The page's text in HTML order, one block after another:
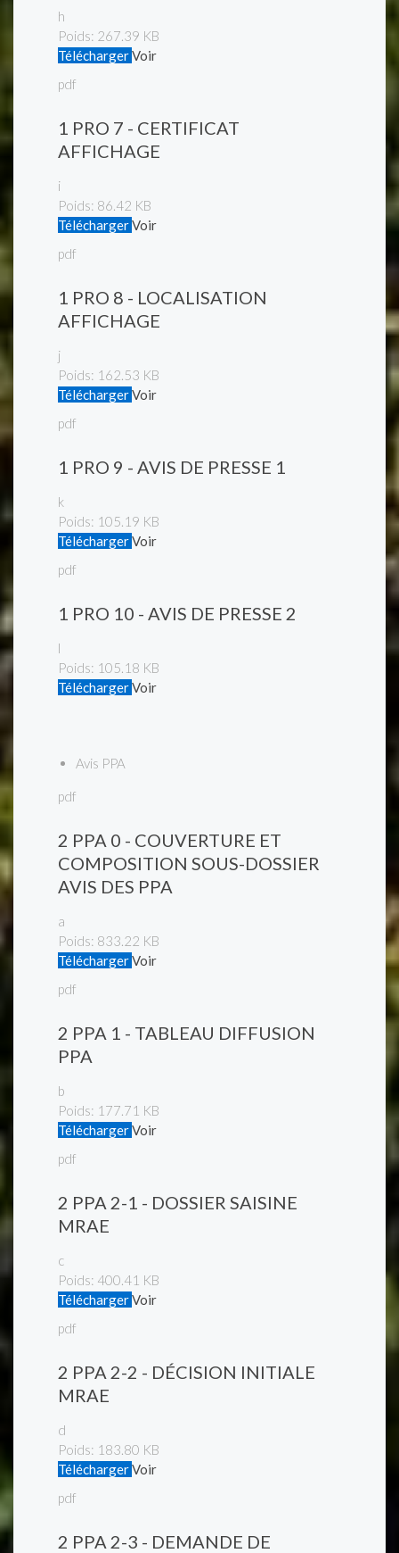
h
Poids: 267.39 KB
TéléchargerVoir
pdf
1 PRO 7 - CERTIFICAT
AFFICHAGE
i
Poids: 86.42 KB
TéléchargerVoir
pdf
1 PRO 8 - LOCALISATION
AFFICHAGE
j
Poids: 162.53 KB
TéléchargerVoir
pdf
1 PRO 9 - AVIS DE PRESSE 1
k
Poids: 105.19 KB
TéléchargerVoir
pdf
1 PRO 10 - AVIS DE PRESSE 2
l
Poids: 105.18 KB
TéléchargerVoir
Avis PPA
pdf
2 PPA 0 - COUVERTURE ET
COMPOSITION SOUS-DOSSIER
AVIS DES PPA
a
Poids: 833.22 KB
TéléchargerVoir
pdf
2 PPA 1 - TABLEAU DIFFUSION
PPA
b
Poids: 177.71 KB
TéléchargerVoir
pdf
2 PPA 2-1 - DOSSIER SAISINE
MRAE
c
Poids: 400.41 KB
TéléchargerVoir
pdf
2 PPA 2-2 - DÉCISION INITIALE
MRAE
d
Poids: 183.80 KB
TéléchargerVoir
pdf
2 PPA 2-3 - DEMANDE DE